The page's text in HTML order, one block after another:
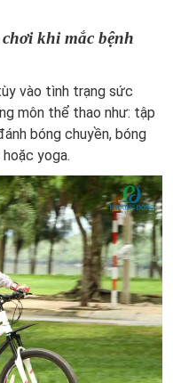
khi mắc bệnh
vào tình trạng sức
môn thể thao như: tập
bóng chuyền, bóng
yoga.